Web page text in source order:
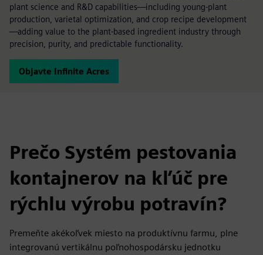
plant science and R&D capabilities—including young-plant
production, varietal optimization, and crop recipe development
—adding value to the plant-based ingredient industry through
precision, purity, and predictable functionality.
Objavte Infinite Acres
Prečo Systém pestovania
kontajnerov na kľúč pre
rýchlu výrobu potravín?
Premeňte akékoľvek miesto na produktívnu farmu, plne
integrovanú vertikálnu poľnohospodársku jednotku